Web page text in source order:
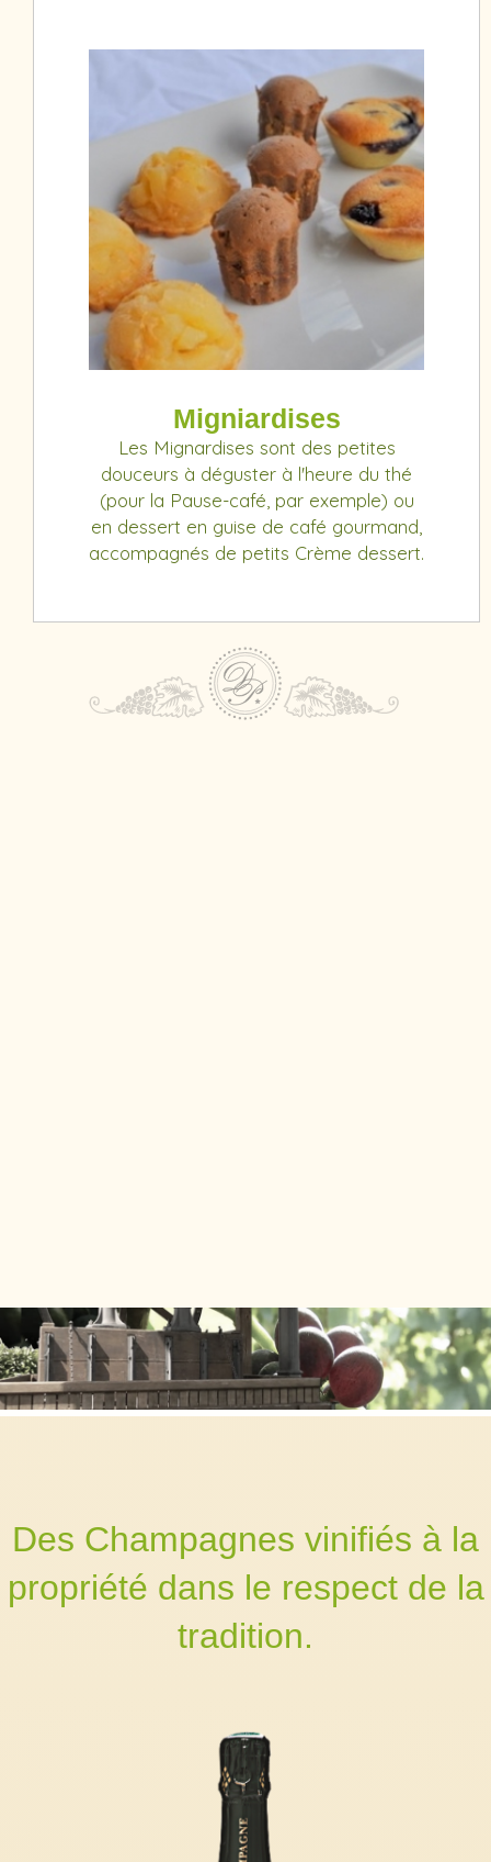
Migniardises
Les Mignardises sont des petites
douceurs à déguster à l'heure du thé
(pour la Pause-café, par exemple) ou
en dessert en guise de café gourmand,
accompagnés de petits Crème dessert.
Des Champagnes vinifiés à la
propriété dans le respect de la
tradition.